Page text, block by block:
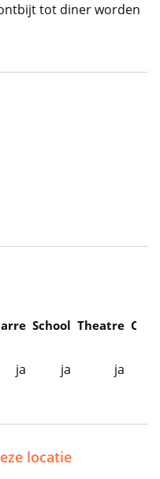
tot diner worden
School Theatre
ja ja ja
locatie